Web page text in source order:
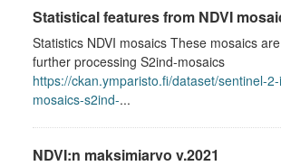
Statistical features from NDVI
Statistics NDVI mosaics These mosaics
further processing S2ind-mosaics
https://ckan.ymparisto.fi/dataset/sentinel-
mosaics-s2ind-...
NDVI:n maksimiarvo v.2021